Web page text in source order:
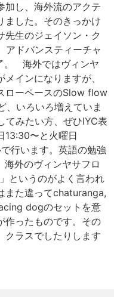
加し、海外流のアクテ
ました。そのきっかけ
先生のジェイソン・ク
ドバンスティーチャ
。 海外ではヴィンヤ
インになりますが、
ローペースのSlow flow
いろいろ増えていま
みたい方、ぜひIYC表
13:30〜と火曜日
行います。英語の勉強
外のヴィンヤサフロ
というのがよく言われ
また違ってchaturanga,
dogのセットを意
作ったものです。その
クラスでしたりします